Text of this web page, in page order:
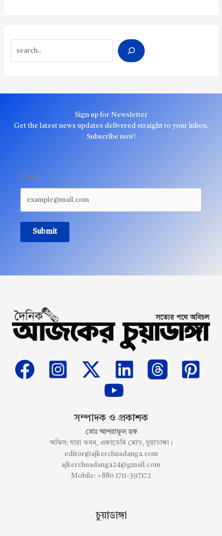
Sign up for Newsletter
Get the latest news updates delivered straight to your inbox.
Subscribe now!
Email
Submit
সম্পাদক ও প্রকাশক
মোঃ আশরাফুল হক
অফিস: সারা ভবন, একাডেমি মোড়, চুয়াডাঙ্গা।
editor@ajkerchuadanga.com
ajkerchuadanga24@gmail.com
Mobile: +880 1711-397172
চুয়াডাঙ্গা